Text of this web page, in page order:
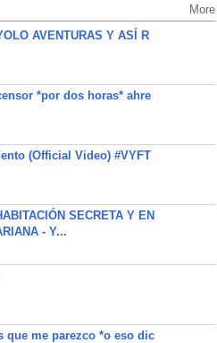
More
AVENTURAS Y ASÍ R
*por dos horas* ahre
(Official Video) #VYFT
SECRETA Y EN
- Y...
que me parezco *o eso dic